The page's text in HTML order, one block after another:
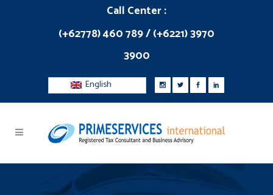
Call Center :
(+62778) 460 789 / (+6221) 3970
3900
English